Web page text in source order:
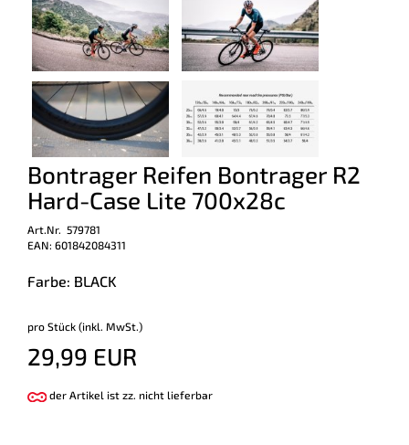
Bontrager Reifen Bontrager R2
Hard-Case Lite 700x28c
Art.Nr. 579781
EAN: 601842084311
Farbe: BLACK
pro Stück (inkl. MwSt.)
29,99 EUR
der Artikel ist zz. nicht lieferbar